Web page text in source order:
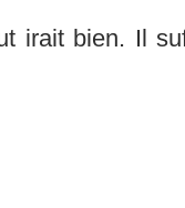
irait bien. Il